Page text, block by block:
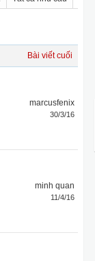
Bài viết cuối
marcusfenix
30/3/16
minh quan
11/4/16